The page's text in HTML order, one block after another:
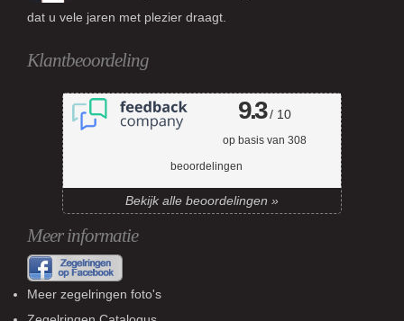
dat u vele jaren met plezier draagt.
Klantbeoordeling
9.3/ 10
op basis van 308
beoordelingen
Bekijk alle beoordelingen »
Meer informatie
Meer zegelringen foto's